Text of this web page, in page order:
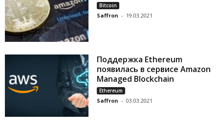
Bitcoin
Saffron - 19.03.2021
Поддержка Ethereum
появилась в сервисе Amazon
Managed Blockchain
Ethereum
Saffron - 03.03.2021